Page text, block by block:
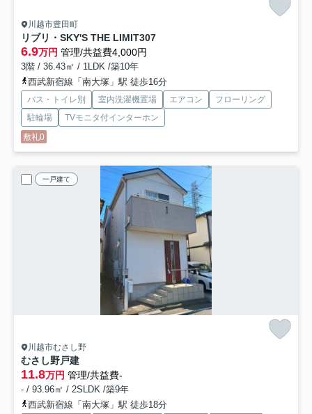
川越市豊田町
リブリ・SKY'S THE LIMIT307
6.9万円 管理/共益費4,000円
3階 / 36.43㎡ / 1LDK /築10年
西武新宿線「南大塚」駅 徒歩16分
バス・トイレ別 室内洗濯機置場 エアコン
フローリング
駐輪場
TVモニタ付インターホン
敷礼0
一戸建て
川越市むさし野
むさし野戸建
11.8万円 管理/共益費-
- / 93.96㎡ / 2SLDK /築9年
西武新宿線「南大塚」駅 徒歩18分